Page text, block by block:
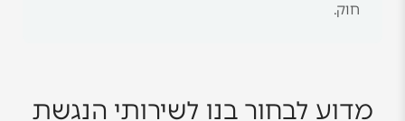
חוק.
מדוע לבחור בנו לשירותי הנגשת